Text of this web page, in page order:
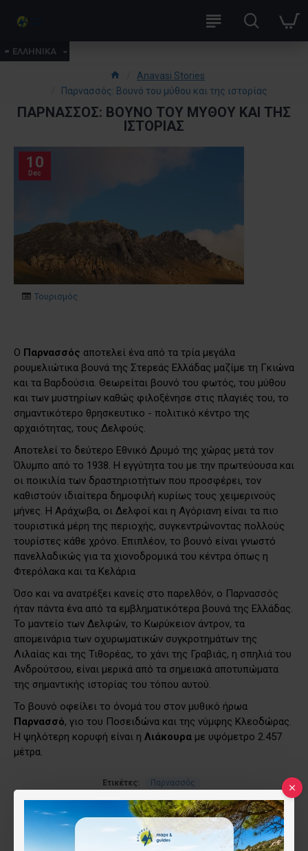
ΕΛΛΗΝΙΚΑ
Anavasi Stories
Παρνασσός: Βουνό του μύθου και της ιστορίας
ΠΑΡΝΑΣΣΌΣ: ΒΟΥΝΌ ΤΟΥ ΜΎΘΟΥ ΚΑΙ ΤΗΣ
ΙΣΤΟΡΊΑΣ
10
Dec
Τουρισμός
Ο Παρνασσός αποτελεί ένα από τα τρία μεγάλα
ρουμελιώτικα βουνά της Στερεάς Ελλάδας μαζίμε τη Γκιώνα
και τα Βαρδούσια. Θεωρείται βουνό του φωτός, του μύθου
και των μυστηρίων καθώς φιλοξένησε στις πλαγιές του, το
σημαντικότερο θρησκευτικο - πολιτικό κέντρο της
αρχαιότητας, τους Δελφούς.
Αποτελεί το δεύτερο Εθνικό Δρυμό της χώρας μετά τον
Όλυμπο από το 1938. Η εγγύτητα του με την πρωτεύουσα και
οι ποικιλία των δραστηριοτήτων που προσφέρει, τον
καθιστούν ιδιαίτερα δημοφιλή κυρίως τους χειμερινούς
μήνες. Η Αράχωβα, οι Δελφοί και η Αγόριανη είναι τα πιο
τουριστικά μέρη της περιοχής, συγκεντρώνοντας πολλούς
τουρίστες κάθε χρόνο. Επιπλέον, το βουνό είναι γνωστό
πανελλαδικώς για τα χιονοδρομικά του κέντρα όπως η
Φτερόλακα και τα Κελάρια
Όσο και να ανατρέξει κανείς στο παρελθόν, ο Παρνασσός
ήταν πάντα ένα από τα εμβληματικότερα βουνά της Ελλάδας.
Το μαντείο των Δελφών, το Κωρύκειον άντρον, τα
απομεινάρια των οχυρωματικών συγκροτημάτων της
Λιλαίας και της Τιθορέας, το χάνι της Γραβιάς, η σπηλιά του
Ανδρούτσου, είναι μερικά από τα σημειακά αποτυπώματα
της σημαντικής ιστορίας του τόπου αυτού.
​Το βουνό οφείλει το όνομά του στον μυθικό ήρωα
Παρνασσό, γιο του Ποσειδώνα και της νύμφης Κλεοδώρας.
H ψηλότερη κορυφή είναι η Λιάκουρα με υψόμετρο 2.457
μέτρα.
Ετικέτες: Παρνασσός
RELATED PRODUCTS